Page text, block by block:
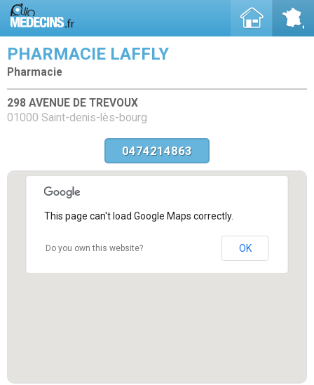
PHARMACIE LAFFLY
Pharmacie
298 AVENUE DE TREVOUX
01000 Saint-denis-lès-bourg
0474214863
This page can't load Google Maps correctly.
Do you own this website? OK